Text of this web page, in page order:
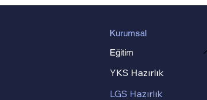
Kurumsal
Eğitim
YKS Hazırlık
LGS Hazırlık